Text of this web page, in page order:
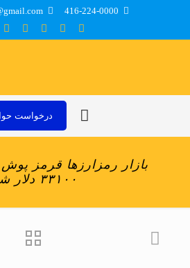
416-224-0000
درخواست
بازار رمزارزها قرمز
۳۳۱۰۰ دلار شد